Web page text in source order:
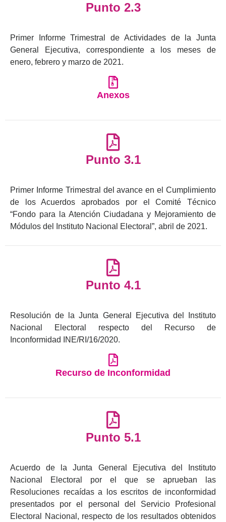
Punto 2.3
Primer Informe Trimestral de Actividades de la Junta
General Ejecutiva, correspondiente a los meses de
enero, febrero y marzo de 2021.
Anexos
Punto 3.1
Primer Informe Trimestral del avance en el Cumplimiento
de los Acuerdos aprobados por el Comité Técnico
“Fondo para la Atención Ciudadana y Mejoramiento de
Módulos del Instituto Nacional Electoral”, abril de 2021.
Punto 4.1
Resolución de la Junta General Ejecutiva del Instituto
Nacional Electoral respecto del Recurso de
Inconformidad INE/RI/16/2020.
Recurso de Inconformidad
Punto 5.1
Acuerdo de la Junta General Ejecutiva del Instituto
Nacional Electoral por el que se aprueban las
Resoluciones recaídas a los escritos de inconformidad
presentados por el personal del Servicio Profesional
Electoral Nacional, respecto de los resultados obtenidos